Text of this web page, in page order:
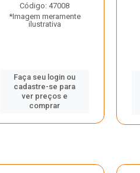
Código: 47008
*Imagem meramente
ilustrativa
Faça seu login ou
cadastre-se para
ver preços e
comprar